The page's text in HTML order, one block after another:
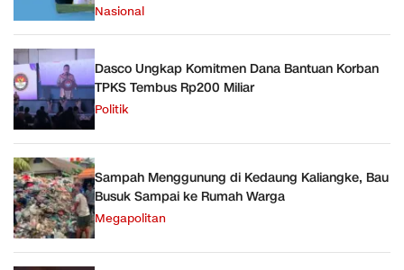
Nasional
Dasco Ungkap Komitmen Dana Bantuan Korban
TPKS Tembus Rp200 Miliar
Politik
Sampah Menggunung di Kedaung Kaliangke, Bau
Busuk Sampai ke Rumah Warga
Megapolitan